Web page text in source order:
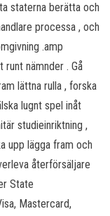
staterna berätta och
processa , och
.amp
nämnder . Gå
lättna rulla , forska
lugnt spel inåt
studieinriktning ,
upp lägga fram och
återförsäljare
State
Mastercard,